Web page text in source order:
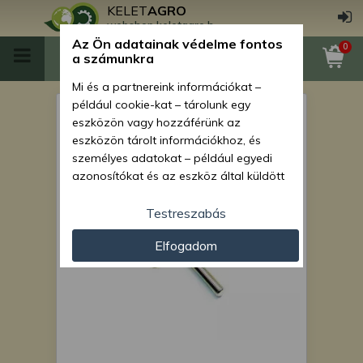
KELETAGRO
webshop.keletagro.hu
0
mélységhatároló menetes
tengely
Az Ön adatainak védelme fontos
a számunkra
Mi és a partnereink információkat –
például cookie-kat – tárolunk egy
eszközön vagy hozzáférünk az
eszközön tárolt információkhoz, és
személyes adatokat – például egyedi
azonosítókat és az eszköz által küldött
személyre szabott hirdetések és
tartalom nyújtásához, hirdetés- és
tartalomméréshez, nézettségi adatok
gyűjtéséhez, valamint termékek
kifejlesztéséhez és a termékek
javításához. Az Ön engedélyével mi és a
Testreszabás
Elfogadom